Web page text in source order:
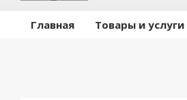
Главная Товары и услуги